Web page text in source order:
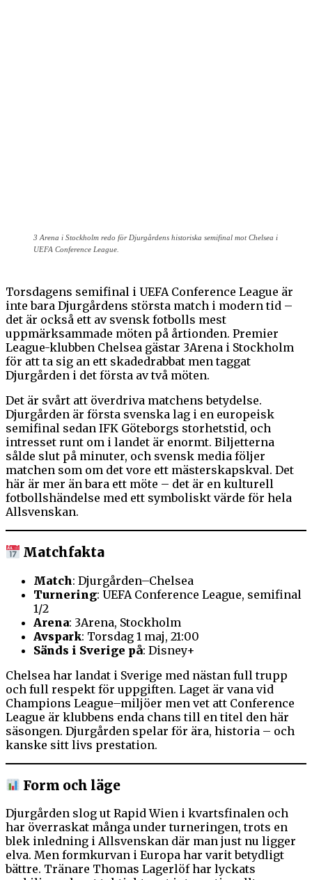
3 Arena i Stockholm redo för Djurgårdens historiska semifinal mot Chelsea i
UEFA Conference League.
Torsdagens semifinal i UEFA Conference League är
inte bara Djurgårdens största match i modern tid –
det är också ett av svensk fotbolls mest
uppmärksammade möten på årtionden. Premier
League-klubben Chelsea gästar 3Arena i Stockholm
för att ta sig an ett skadedrabbat men taggat
Djurgården i det första av två möten.
Det är svårt att överdriva matchens betydelse.
Djurgården är första svenska lag i en europeisk
semifinal sedan IFK Göteborgs storhetstid, och
intresset runt om i landet är enormt. Biljetterna
sålde slut på minuter, och svensk media följer
matchen som om det vore ett mästerskapskval. Det
här är mer än bara ett möte – det är en kulturell
fotbollshändelse med ett symboliskt värde för hela
Allsvenskan.
Matchfakta
Match: Djurgården–Chelsea
Turnering: UEFA Conference League, semifinal
1/2
Arena: 3Arena, Stockholm
Avspark: Torsdag 1 maj, 21:00
Sänds i Sverige på: Disney+
Chelsea har landat i Sverige med nästan full trupp
och full respekt för uppgiften. Laget är vana vid
Champions League–miljöer men vet att Conference
League är klubbens enda chans till en titel den här
säsongen. Djurgården spelar för ära, historia – och
kanske sitt livs prestation.
Form och läge
Djurgården slog ut Rapid Wien i kvartsfinalen och
har överraskat många under turneringen, trots en
blek inledning i Allsvenskan där man just nu ligger
elva. Men formkurvan i Europa har varit betydligt
bättre. Tränare Thomas Lagerlöf har lyckats